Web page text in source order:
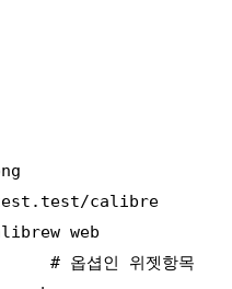
calibre
web
# 옵셥인 위젯항목